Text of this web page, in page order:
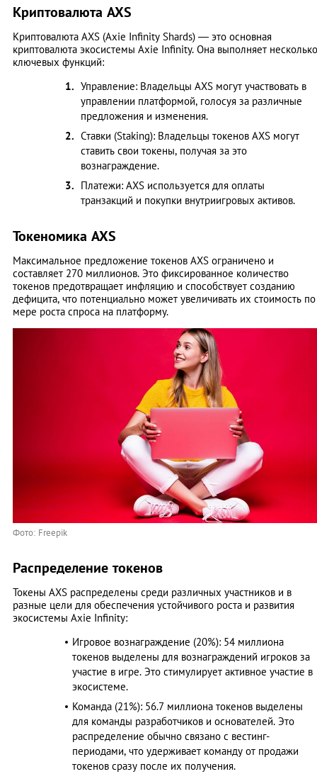
Криптовалюта AXS
Криптовалюта AXS (Axie Infinity Shards) — это основная
криптовалюта экосистемы Axie Infinity. Она выполняет несколько
ключевых функций:
Управление: Владельцы AXS могут участвовать в
управлении платформой, голосуя за различные
предложения и изменения.
Ставки (Staking): Владельцы токенов AXS могут
ставить свои токены, получая за это
вознаграждение.
Платежи: AXS используется для оплаты
транзакций и покупки внутриигровых активов.
Токеномика AXS
Максимальное предложение токенов AXS ограничено и
составляет 270 миллионов. Это фиксированное количество
токенов предотвращает инфляцию и способствует созданию
дефицита, что потенциально может увеличивать их стоимость по
мере роста спроса на платформу.
Фото: Freepik
Распределение токенов
Токены AXS распределены среди различных участников и в
разные цели для обеспечения устойчивого роста и развития
экосистемы Axie Infinity:
Игровое вознаграждение (20%): 54 миллиона
токенов выделены для вознаграждений игроков за
участие в игре. Это стимулирует активное участие в
экосистеме.
Команда (21%): 56.7 миллиона токенов выделены
для команды разработчиков и основателей. Это
распределение обычно связано с вестинг-
периодами, что удерживает команду от продажи
токенов сразу после их получения.